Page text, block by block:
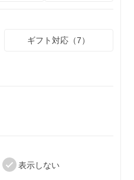
ギフト対応（7）
表示しない